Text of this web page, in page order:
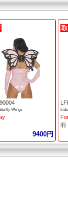
Wings
9400円
羽